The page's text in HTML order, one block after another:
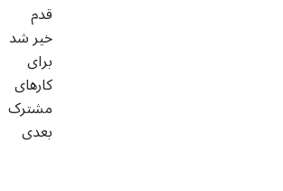
قدم
خیر شد
برای
کارهای
مشترک
بعدی